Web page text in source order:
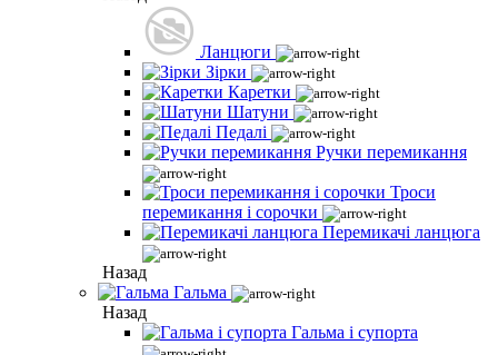
Ланцюги
Зірки
Каретки
Шатуни
Педалі
Ручки перемикання
Троси
перемикання і сорочки
Перемикачі ланцюга
Назад
Гальма
Назад
Гальма і супорта